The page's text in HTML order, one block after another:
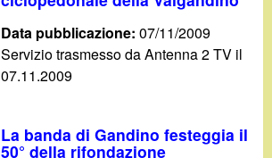
Data pubblicazione:07/11/2009
Servizio trasmesso da Antenna 2 TV il
07.11.2009
La banda di Gandino festeggia il
50° della rifondazione